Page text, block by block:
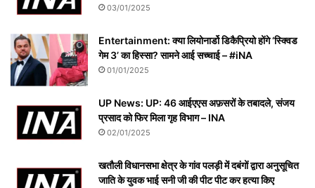
03/01/2025
Entertainment: क्या लियोनार्डो डिकैप्रियो होंगे ‘स्क्विड
गेम 3’ का हिस्सा? सामने आई सच्चाई – #iNA
01/01/2025
UP News: UP: 46 आईएएस अफ़सरों के तबादले, संजय
प्रसाद को फिर मिला गृह विभाग – INA
02/01/2025
खतौली विधानसभा क्षेत्र के गांव पलड़ी में दबंगों द्वारा अनुसूचित
जाति के युवक भाई सनी जी की पीट पीट कर हत्या किए